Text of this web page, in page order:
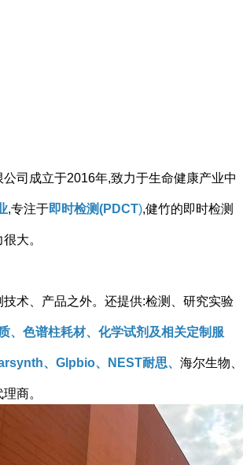
司成立于2016年,致力于生命健康产业中
,专注于即时检测(PDCT),健竹的即时检测
大。
术、产品之外。还提供:检测、研究实验
、色谱柱耗材、化学试剂及相关定制服
、Glpbio、NEST耐思、 海尔生物、
商。